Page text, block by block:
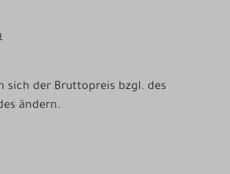
sich der Bruttopreis bzgl. des
ändern.